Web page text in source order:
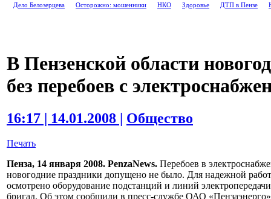
Дело Белозерцева Осторожно: мошенники НКО Здоровье ДТП в Пензе
В Пензенской области
без перебоев с
16:17 | 14.01.2008 | Общество
Печать
Пенза, 14 января 2008. PenzaNews. Перебоев в
новогодние праздники допущено не было. Для надежной
осмотрено оборудование подстанций и линий
бригад. Об этом сообщили в пресс-службе ОАО